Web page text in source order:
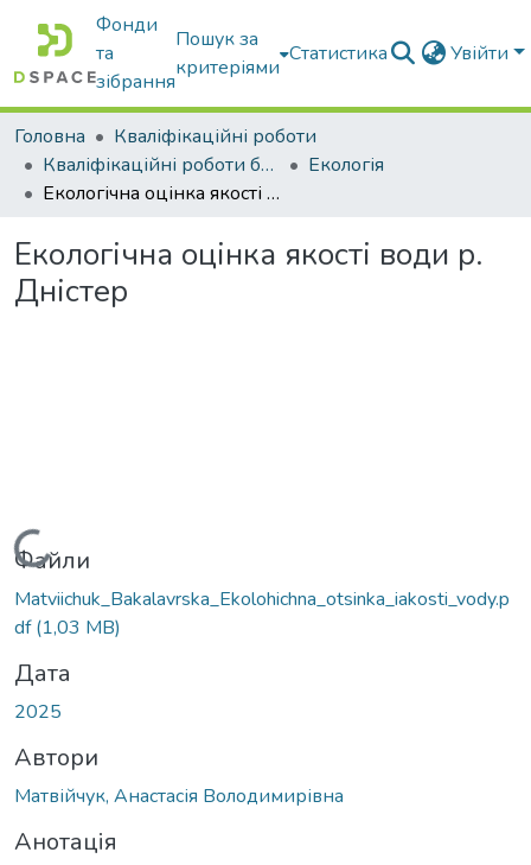
Фонди
та
зібрання
Пошук за
критеріями
Статистика Увійти
Головна
Кваліфікаційні роботи
Кваліфікаційні роботи бакалаврів
Екологія
Екологічна оцінка якості води р. Дністер
Екологічна оцінка якості води р.
Дністер
Вантажиться...
Файли
Matviichuk_Bakalavrska_Ekolohichna_otsinka_iakosti_vody.p
df(1,03 MB)
Дата
2025
Автори
Матвійчук, Анастасія Володимирівна
Анотація